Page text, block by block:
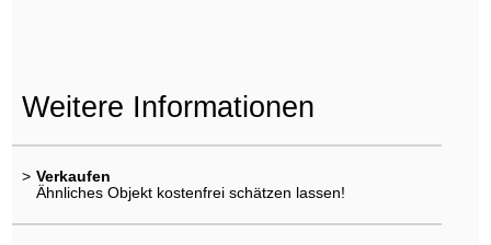
Weitere Informationen
> Verkaufen
Ähnliches Objekt kostenfrei schätzen lassen!